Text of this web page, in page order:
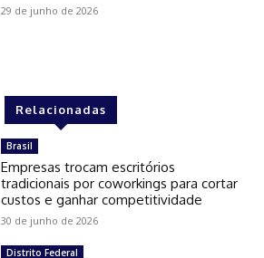
29 de junho de 2026
Relacionadas
Brasil
Empresas trocam escritórios
tradicionais por coworkings para cortar
custos e ganhar competitividade
30 de junho de 2026
Distrito Federal